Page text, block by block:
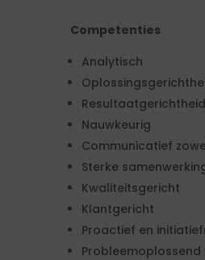
Competenties
Analytisch
Resultaatgerichtheid
Nauwkeurig
Communicatief
Sterke
Kwaliteitsgericht
Klantgericht
Proactief en